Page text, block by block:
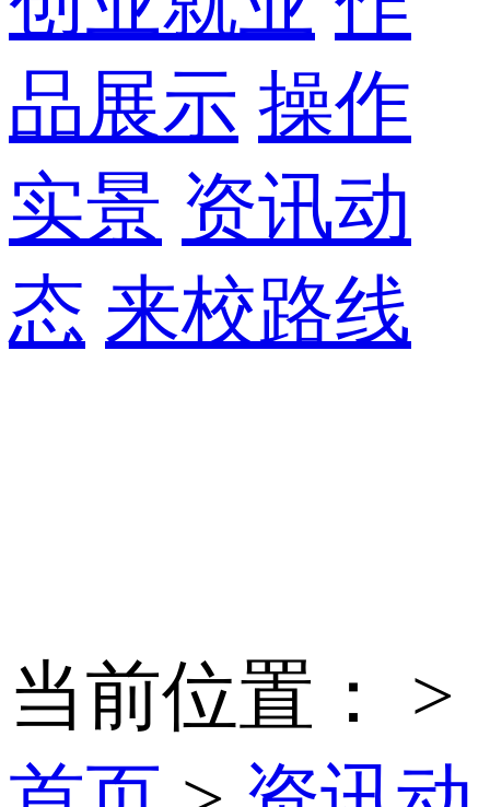
品展示 操作
实景 资讯动
态 来校路线
当前位置：
>